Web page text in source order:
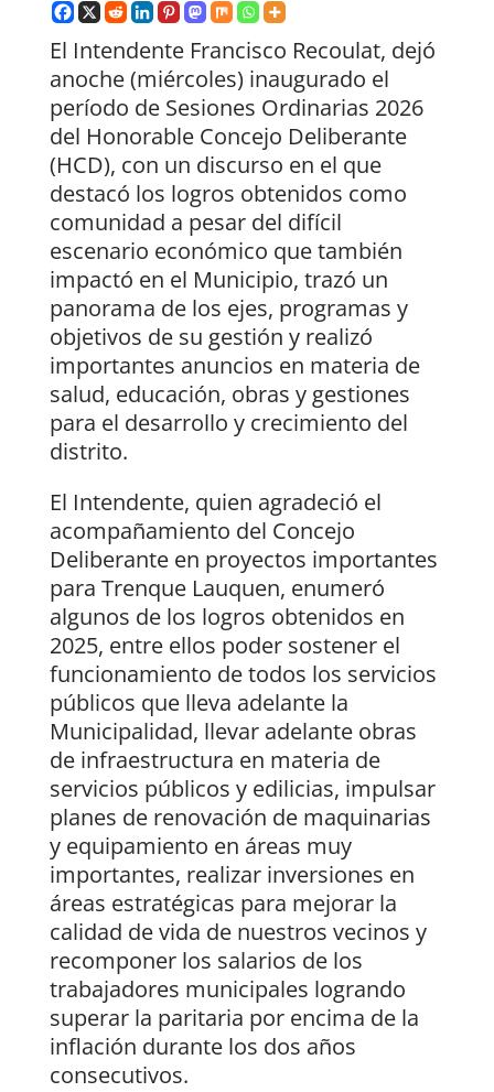
El Intendente Francisco Recoulat, dejó
anoche (miércoles) inaugurado el
período de Sesiones Ordinarias 2026
del Honorable Concejo Deliberante
(HCD), con un discurso en el que
destacó los logros obtenidos como
comunidad a pesar del difícil
escenario económico que también
impactó en el Municipio, trazó un
panorama de los ejes, programas y
objetivos de su gestión y realizó
importantes anuncios en materia de
salud, educación, obras y gestiones
para el desarrollo y crecimiento del
distrito.
El Intendente, quien agradeció el
acompañamiento del Concejo
Deliberante en proyectos importantes
para Trenque Lauquen, enumeró
algunos de los logros obtenidos en
2025, entre ellos poder sostener el
funcionamiento de todos los servicios
públicos que lleva adelante la
Municipalidad, llevar adelante obras
de infraestructura en materia de
servicios públicos y edilicias, impulsar
planes de renovación de maquinarias
y equipamiento en áreas muy
importantes, realizar inversiones en
áreas estratégicas para mejorar la
calidad de vida de nuestros vecinos y
recomponer los salarios de los
trabajadores municipales logrando
superar la paritaria por encima de la
inflación durante los dos años
consecutivos.